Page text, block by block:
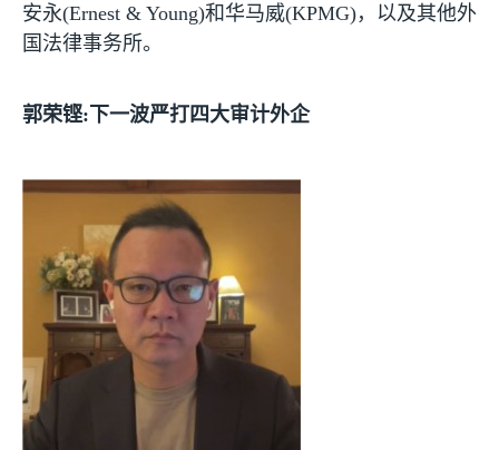
安永(Ernest & Young)和华马威(KPMG)，以及其他外
国法律事务所。
郭荣铿: 下一波严打四大审计外企